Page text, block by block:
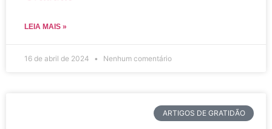
LEIA MAIS »
16 de abril de 2024 Nenhum comentário
ARTIGOS DE GRATIDÃO